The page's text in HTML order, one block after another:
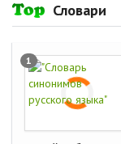
Словари
1